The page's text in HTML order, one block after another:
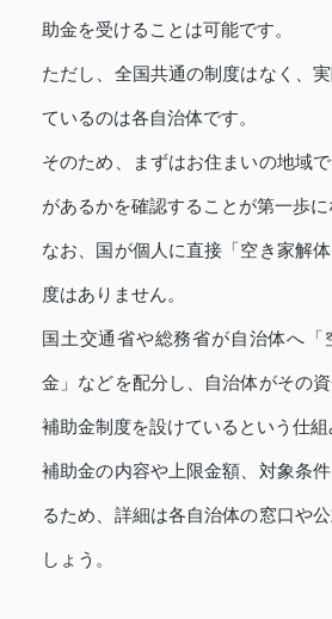
助金を受けることは可能です。
ただし、全国共通の制度はなく、
ているのは各自治体です。
そのため、まずはお住まいの地域
があるかを確認することが第一歩に
なお、国が個人に直接「空き家解
度はありません。
国土交通省や総務省が自治体へ「
金」などを配分し、自治体がその
補助金制度を設けているという仕組
補助金の内容や上限金額、対象条
るため、詳細は各自治体の窓口や
しょう。